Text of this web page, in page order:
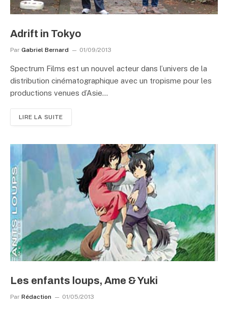
Adrift in Tokyo
Par Gabriel Bernard 01/09/2013
Spectrum Films est un nouvel acteur dans l’univers de la
distribution cinématographique avec un tropisme pour les
productions venues d’Asie…
LIRE LA SUITE
Les enfants loups, Ame & Yuki
Par Rédaction 01/05/2013